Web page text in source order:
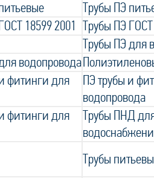
Трубы ПЭ
18599 2001
Трубы ПЭ ГОСТ
Трубы ПЭ для
водопровода
фитинги для
ПЭ трубы и
водопровода
фитинги для
Трубы ПНД
Трубы